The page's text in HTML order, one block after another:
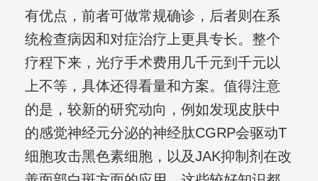
有优点，前者可做常规确诊，后者则在系
统检查病因和对症治疗上更具专长。整个
疗程下来，光疗手术费用几千元到千元以
上不等，具体还得看量和方案。值得注意
的是，较新的研究动向，例如发现皮肤中
的感觉神经元分泌的神经肽CGRP会驱动T
细胞攻击黑色素细胞，以及JAK抑制剂在改